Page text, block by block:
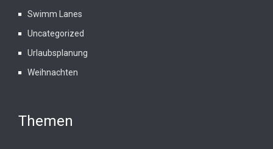
Swimm Lanes
Uncategorized
Urlaubsplanung
Weihnachten
Themen